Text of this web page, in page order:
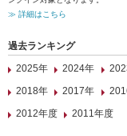
≫ 詳細はこちら
過去ランキング
2025年
2024年
2018年
2017年
2012年度
2011年度